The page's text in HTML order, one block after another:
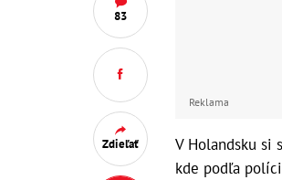
83
Zdieľať
Reklama
V Holandsku si
kde podľa